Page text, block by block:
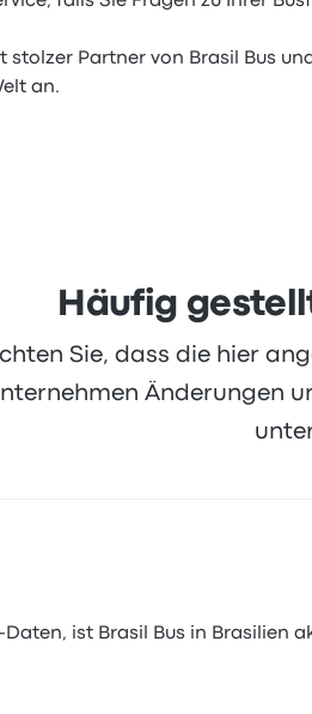
stolzer Partner von Brasil Bus
an.
Häufig
Sie, dass die hier
Änderungen
ist Brasil Bus in Brasilien